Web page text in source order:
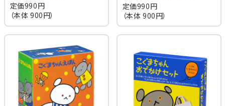
定価990円
（本体 900円）
定価990円
（本体 900円）